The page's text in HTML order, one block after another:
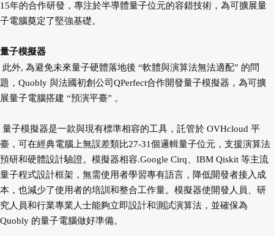
15年的合作研發，專注於半導體量子位元的容錯技術，為可擴展量
子電腦奠定了堅強基礎。
量子模擬器
此外, 為避免未來量子硬體落地後 “軟體與演算法無法適配” 的問
題，Quobly 與法國初創公司QPerfect合作開發量子模擬器，為可擴
展量子電腦搭建 “預演平臺” 。
量子模擬器是一款與現有標準相容的工具，託管於 OVHcloud 平
臺，可在經典電腦上無誤差類比27-31個邏輯量子位元，支援演算法
預研和硬體設計驗證。模擬器相容.Google Cirq、IBM Qiskit 等主流
量子程式設計框架，無需使用者學習專有語言，降低開發者接入成
本，也減少了使用者的培訓和整合工作量。模擬器使開發人員、研
究人員和行業專業人士能夠立即設計和測試演算法，並確保為
Quobly 的量子電腦做好準備。